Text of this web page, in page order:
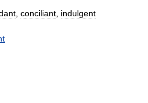
conciliant indulgent